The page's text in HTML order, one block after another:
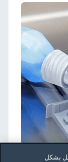
بشكل